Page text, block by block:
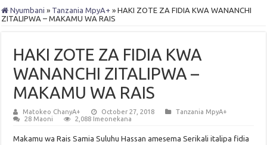
Nyumbani » Tanzania MpyA+ » HAKI ZOTE ZA FIDIA KWA WANANCHI
ZITALIPWA – MAKAMU WA RAIS
HAKI ZOTE ZA FIDIA KWA
WANANCHI ZITALIPWA –
MAKAMU WA RAIS
Matokeo ChanyA+ October 27, 2018
Tanzania MpyA+
28 Maoni
2,088 Imeonekana
Makamu wa Rais Samia Suluhu Hassan amesema Serikali italipa fidia